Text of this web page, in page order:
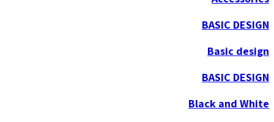
BASIC DESIGN
Basic design
BASIC DESIGN
Black and White